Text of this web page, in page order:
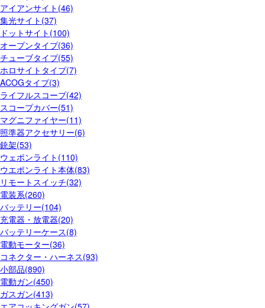
アイアンサイト(46)
集光サイト(37)
ドットサイト(100)
オープンタイプ(36)
チューブタイプ(55)
ホロサイトタイプ(7)
ACOGタイプ(3)
ライフルスコープ(42)
スコープカバー(51)
マグニファイヤー(11)
照準器アクセサリー(6)
銃架(53)
ウェポンライト(110)
ウエポンライト本体(83)
リモートスイッチ(32)
電装系(260)
バッテリー(104)
充電器・放電器(20)
バッテリーケース(8)
電動モーター(36)
コネクター・ハーネス(93)
小部品(890)
電動ガン(450)
ガスガン(413)